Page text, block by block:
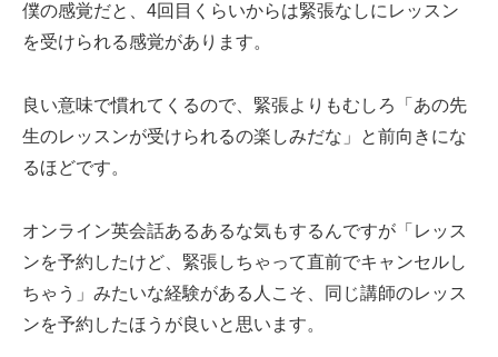
僕の感覚だと、4回目くらいからは緊張なしにレッスン
を受けられる感覚があります。
良い意味で慣れてくるので、緊張よりもむしろ「あの先
生のレッスンが受けられるの楽しみだな」と前向きにな
るほどです。
オンライン英会話あるあるな気もするんですが「レッス
ンを予約したけど、緊張しちゃって直前でキャンセルし
ちゃう」みたいな経験がある人こそ、同じ講師のレッス
ンを予約したほうが良いと思います。